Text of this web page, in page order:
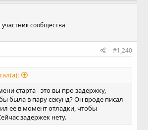
сообщества
#1,240
старта - это вы про задержку,
была в пару секунд? Он вроде писал
ее в момент отладки, чтобы
задержек нету.